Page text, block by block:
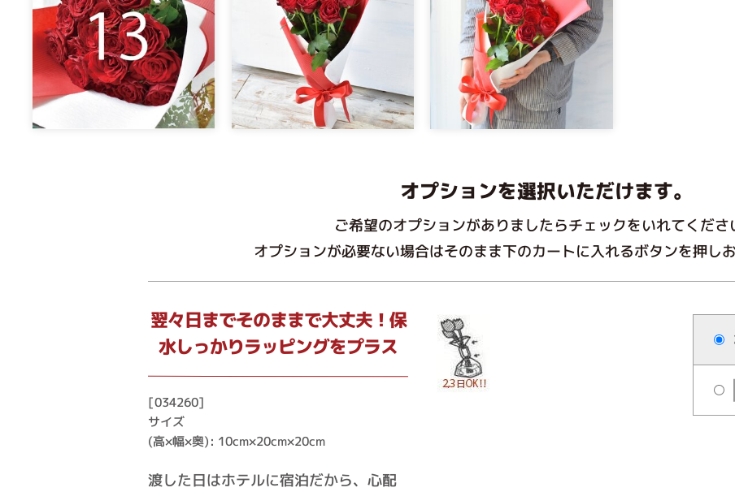
オプションを選択いただけます。
ご希望のオプションがありましたらチェックをいれてくださ
オプションが必要ない場合はそのまま下のカートに入れるボタンを押し
翌々日までそのままで大丈夫！保
水しっかりラッピングをプラス
[034260]
サイズ
(高×幅×奥): 10cm×20cm×20cm
渡した日はホテルに宿泊だから、心配